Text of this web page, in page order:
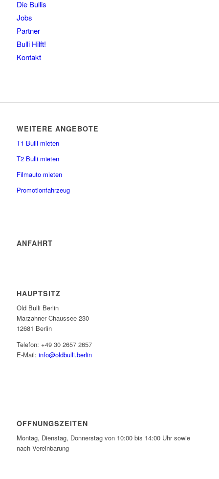
Die Bullis
Jobs
Partner
Bulli Hilft!
Kontakt
WEITERE ANGEBOTE
T1 Bulli mieten
T2 Bulli mieten
Filmauto mieten
Promotionfahrzeug
ANFAHRT
HAUPTSITZ
Old Bulli Berlin
Marzahner Chaussee 230
12681 Berlin
Telefon: +49 30 2657 2657
E-Mail: info@oldbulli.berlin
ÖFFNUNGSZEITEN
Montag, Dienstag, Donnerstag von 10:00 bis 14:00 Uhr sowie
nach Vereinbarung